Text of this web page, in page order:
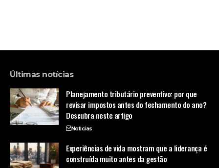
Últimas notícias
Planejamento tributário preventivo: por que
revisar impostos antes do fechamento do ano?
Descubra neste artigo
Noticias
Experiências de vida mostram que a liderança é
construída muito antes da gestão